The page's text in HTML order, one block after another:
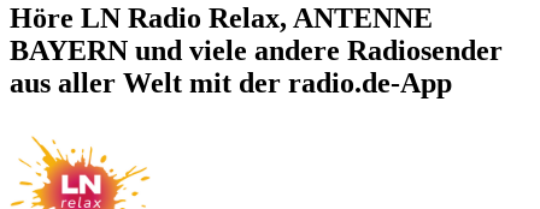
Höre LN Radio Relax, ANTENNE
BAYERN und viele andere Radiosender
aus aller Welt mit der radio.de-App